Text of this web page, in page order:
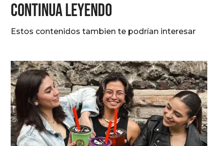
CONTINUA LEYENDO
Estos contenidos tambien te podrían interesar